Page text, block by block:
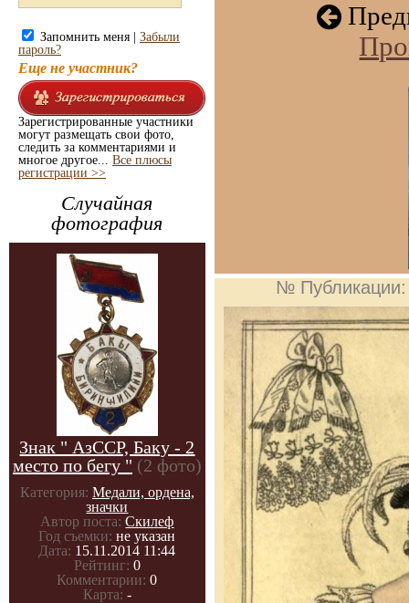
Запомнить меня | Забыли
пароль?
Еще не участник?
Зарегистрированные участники
могут размещать свои фото,
следить за комментариями и
многое другое... Все плюсы
регистрации >>
Случайная
фотография
Знак " АзССР, Баку - 2
место по бегу " (2 фото)
Категория: Медали, ордена,
значки
Автор поста: Скилеф
Год съемки: не указан
Дата: 15.11.2014 11:44
Рейтинг: 0
Комментарии: 0
Карта: -
№